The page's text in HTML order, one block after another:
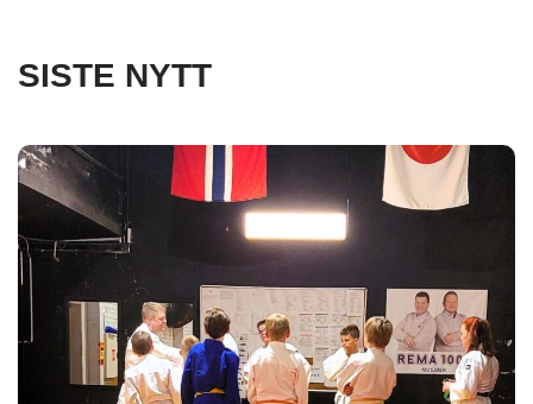
SISTE NYTT